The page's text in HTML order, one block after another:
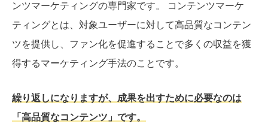
ンツマーケティングの専門家です。 コンテンツマーケ
ティングとは、対象ユーザーに対して高品質なコンテン
ツを提供し、ファン化を促進することで多くの収益を獲
得するマーケティング手法のことです。
繰り返しになりますが、成果を出すために必要なのは
「高品質なコンテンツ」です。